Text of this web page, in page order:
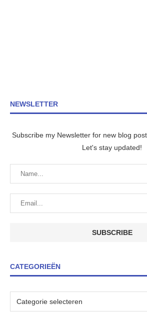
NEWSLETTER
Subscribe my Newsletter for new blog
Let's stay updated!
CATEGORIEËN